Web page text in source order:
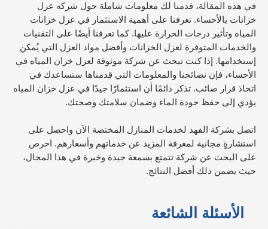
في هذه المقالة، قدمنا لك معلومات شاملة حول شركه عزل
خزانات بالأحساء. تعرفنا على أهمية الاستثمار في عزل خزانات
المياه وتأثير درجات الحرارة عليها. كما تعرفنا أيضًا على التقنيات
والخدمات المتوفرة لعزل الخزانات وأفضل مواد العزل التي يُمكن
إستخدامها. إذا كنت تبحث عن شركة موثوقة لعزل خزان المياه في
الأحساء، فإن نصائحنا والمعلومات التي قدمناها ستساعدك في
اتخاذ قرار صائب. تذكر دائمًا أن استثمارًا جيدًا في عزل خزان المياه
يؤدي إلى حفظ جودة الماء وضمان سلامتك وصحتك.
اتصل بشركة الفهد لخدمات المنازل المختصة الآن واحصل على
استشارةٍ مجانية لمعرفة المزيد عن خدماتهم وأسعارهم. احرص
على البحث عن شركة تتمتع بسمعة جيدة وخبرة في هذا المجال،
حيث يضمن ذلك أفضل النتائج.
الأسئلة الشائعة